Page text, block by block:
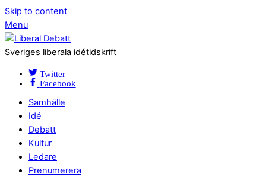
Skip to content
Menu
Sveriges liberala idétidskrift
Twitter
Facebook
Samhälle
Idé
Debatt
Kultur
Ledare
Prenumerera